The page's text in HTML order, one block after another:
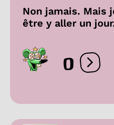
Non jamais. Mais
être y aller un
0